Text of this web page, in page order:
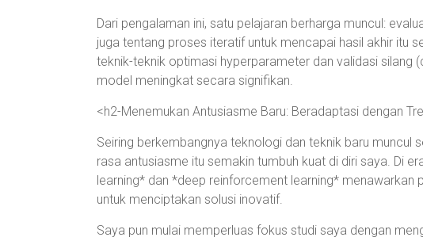
Dari pengalaman ini, satu pelajaran berharga muncul:
juga tentang proses iteratif untuk mencapai hasil akhir itu
teknik-teknik optimasi hyperparameter dan validasi silang
model meningkat secara signifikan.
<h2-Menemukan Antusiasme Baru: Beradaptasi dengan
Seiring berkembangnya teknologi dan teknik baru muncul
rasa antusiasme itu semakin tumbuh kuat di diri saya. Di
learning* dan *deep reinforcement learning* menawarkan
untuk menciptakan solusi inovatif.
Saya pun mulai memperluas fokus studi saya dengan